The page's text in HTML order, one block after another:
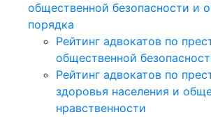
общественной безопасности и
порядка
Рейтинг адвокатов по
общественной
Рейтинг адвокатов по
здоровья населения и
нравственности